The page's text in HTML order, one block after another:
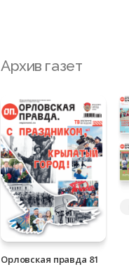
Архив газет
Орловская правда 81